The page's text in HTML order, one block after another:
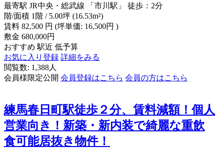
最寄駅 JR中央・総武線 「市川駅」 徒歩：2分
階/面積 1階 / 5.00坪 (16.53m²)
賃料 82,500 円 (坪単価: 16,500円 )
敷金 680,000円
おすすめ 駅近 低予算
お気に入り登録 詳細をみる
閲覧数: 1,388人
会員様限定公開 会員登録はこちら 会員の方はこちら
練馬春日町駅徒歩２分、賃料減額！個人
営業向き！新築・新内装で綺麗な重飲
食可能居抜き物件！